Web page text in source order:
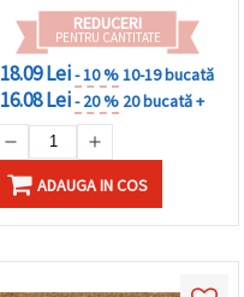
REDUCERI
PENTRU CANTITATE
18.09 Lei- 10 %10-19 bucată
16.08 Lei- 20 % 20 bucată +
ADAUGA IN COS